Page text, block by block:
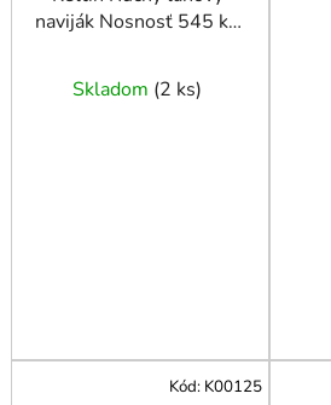
naviják Nosnosť 545 kg
Skladom (2 ks)
Kód: K00125